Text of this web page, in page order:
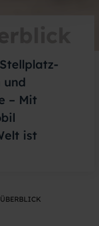
und
– Mit
ist